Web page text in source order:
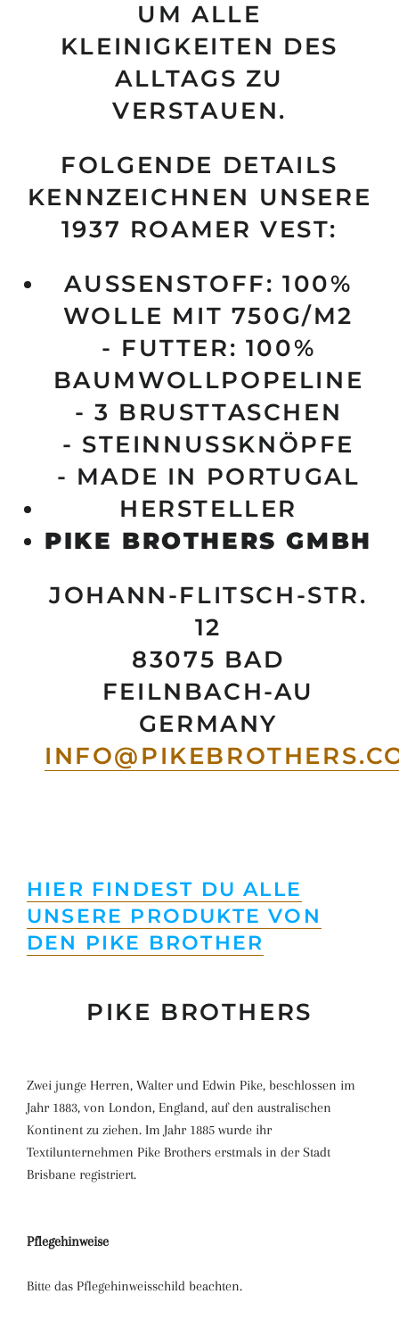
M ALLE K
LEINIGKEITEN DES A
LLTAGS ZU V
ERSTAUEN.
FOLGENDE DETAILS
KENNZEICHNEN UNSERE
1937 ROAMER VEST:
AUSSENSTOFF: 100% W
OLLE MIT 750G/M2
- FUTTER: 100%
BAUMWOLLPOPELINE
- 3 BRUSTTASCHEN
- STEINNUSSKNÖPFE
- MADE IN PORTUGAL
HERSTELLER
PIKE BROTHERS GMBH
JOHANN-FLITSCH-STR.
12
83075 BAD
FEILNBACH-AU
GERMANY
HIER FINDEST DU ALLE
UNSERE PRODUKTE VON
DEN PIKE BROTHER
PIKE BROTHERS
Zwei junge Herren, Walter und Edwin Pike, beschlossen im
Jahr 1883, von London, England, auf den australischen
Kontinent zu ziehen. Im Jahr 1885 wurde ihr
Textilunternehmen Pike Brothers erstmals in der Stadt
Brisbane registriert.
Pflegehinweise
Bitte das Pflegehinweisschild beachten.